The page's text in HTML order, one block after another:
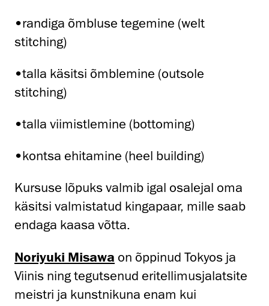
•randiga õmbluse tegemine (welt
stitching)
•talla käsitsi õmblemine (outsole
stitching)
•talla viimistlemine (bottoming)
•kontsa ehitamine (heel building)
Kursuse lõpuks valmib igal osalejal oma
käsitsi valmistatud kingapaar, mille saab
endaga kaasa võtta.
Noriyuki Misawa on õppinud Tokyos ja
Viinis ning tegutsenud eritellimusjalatsite
meistri ja kunstnikuna enam kui